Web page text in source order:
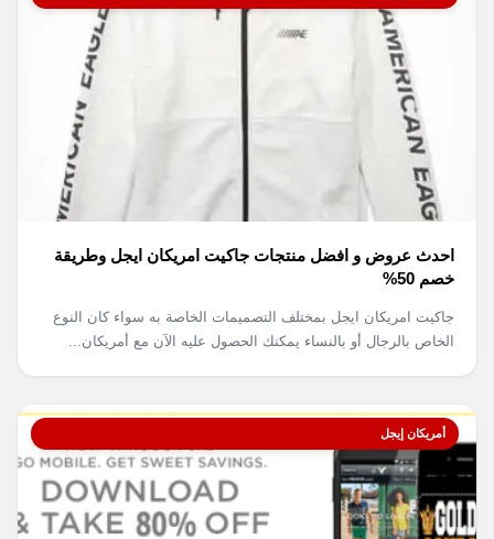
احدث عروض و افضل منتجات جاكيت امريكان ايجل وطريقة
خصم 50%
جاكيت امريكان ايجل بمختلف التصميمات الخاصة به سواء كان النوع
الخاص بالرجال أو بالنساء يمكنك الحصول عليه الآن مع أمريكان...
أمريكان إيجل